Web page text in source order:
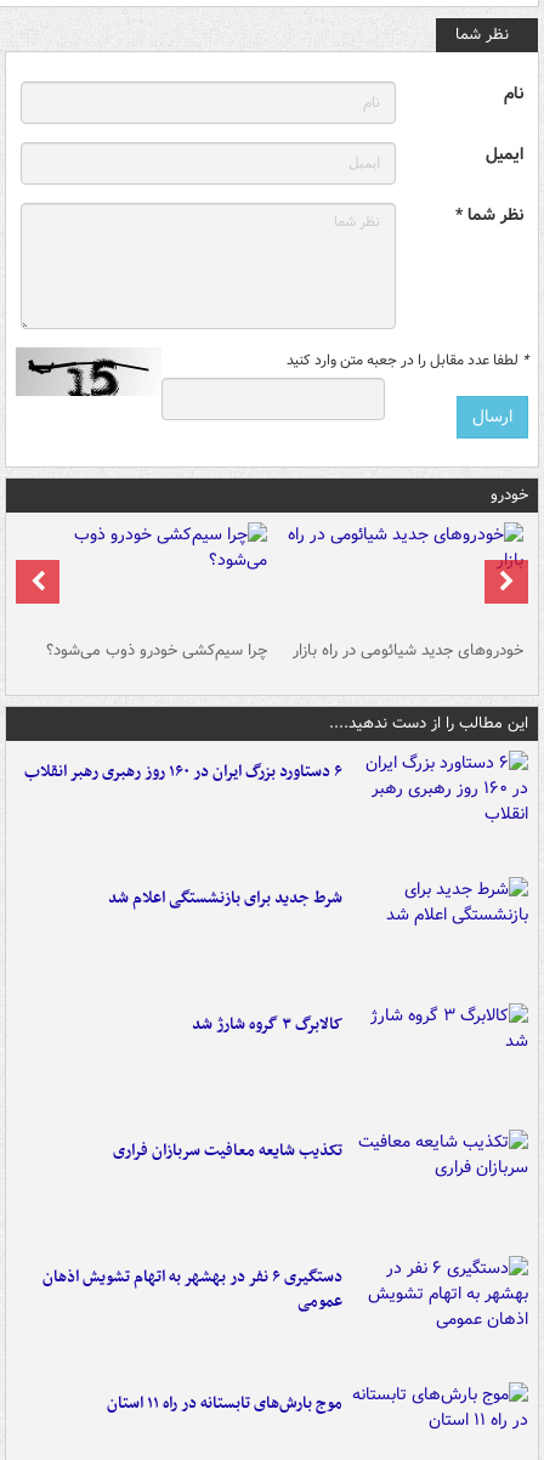
نظر شما
نام
ایمیل
نظر شما *
* لطفا عدد مقابل را در جعبه متن وارد کنید
خودرو
خودروهای جدید شیائومی در راه بازار چرا سیم‌کشی خودرو ذوب می‌شود؟
این مطالب را از دست ندهید....
۶ دستاورد بزرگ ایران در ۱۶۰ روز رهبری رهبر انقلاب
شرط جدید برای بازنشستگی اعلام شد
کالابرگ ۳ گروه شارژ شد
تکذیب شایعه معافیت سربازان فراری
دستگیری ۶ نفر در بهشهر به اتهام تشویش اذهان
عمومی
موج بارش‌های تابستانه در راه ۱۱ استان